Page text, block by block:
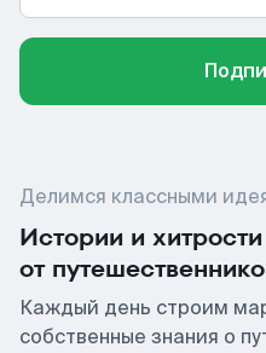
Делимся классными
Истории и хитрости
от
Каждый день строим
собственные знания о